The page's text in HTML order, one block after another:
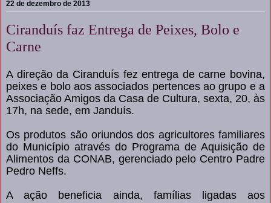
22 de dezembro de 2013
Ciranduís faz Entrega de Peixes, Bolo e
Carne
A direção da Ciranduís fez entrega de carne bovina,
peixes e bolo aos associados pertences ao grupo e a
Associação Amigos da Casa de Cultura, sexta, 20, às
17h, na sede, em Janduís.
Os produtos são oriundos dos agricultores familiares
do Município através do Programa de Aquisição de
Alimentos da CONAB, gerenciado pelo Centro Padre
Pedro Neffs.
A ação beneficia ainda, famílias ligadas aos